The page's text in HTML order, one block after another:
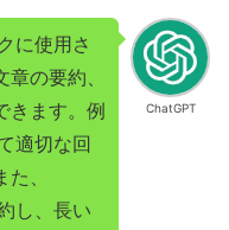
ChatGPT
に使用さ
の要約、
きます。例
適切な回
、
し、長い